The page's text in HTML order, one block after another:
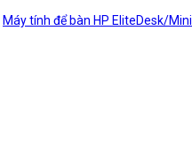
Máy tính để bàn HP EliteDesk/Mini